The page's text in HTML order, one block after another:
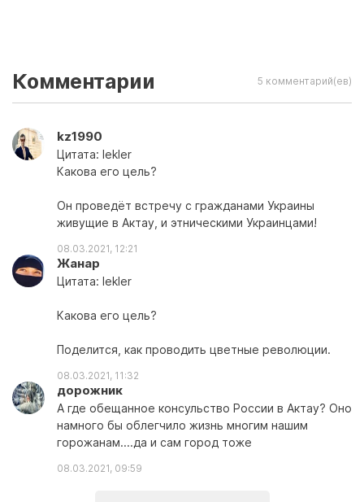
Комментарии 5 комментарий(ев)
kz1990
Цитата: lekler
Какова его цель?
Он проведёт встречу с гражданами Украины
живущие в Актау, и этническими Украинцами!
08.03.2021, 12:21
Жанар
Цитата: lekler
Какова его цель?
Поделится, как проводить цветные революции.
08.03.2021, 11:32
дорожник
А где обещанное консульство России в Актау? Оно
намного бы облегчило жизнь многим нашим
горожанам....да и сам город тоже
08.03.2021, 09:59